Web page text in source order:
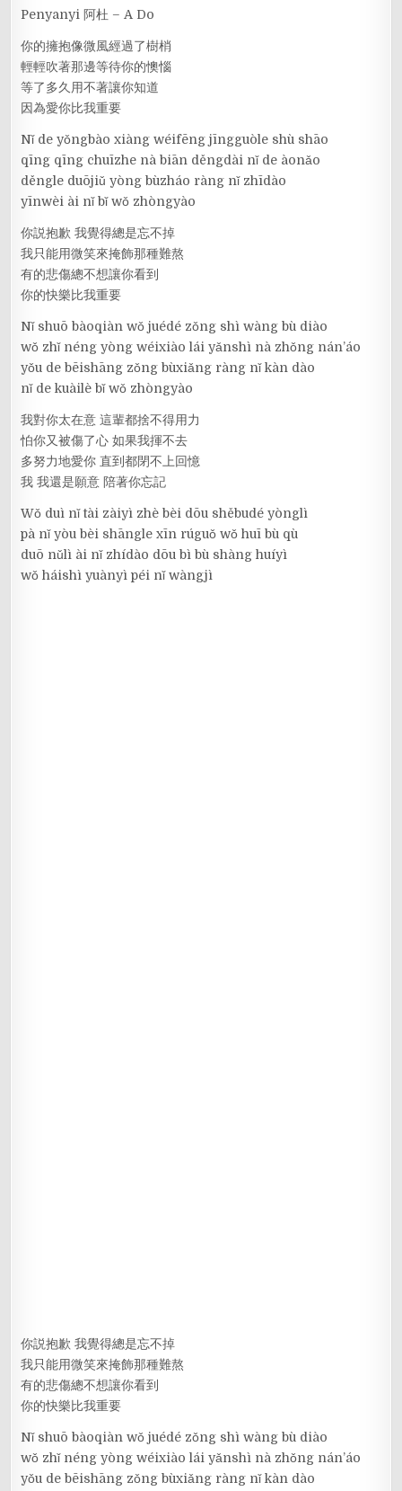
Penyanyi 阿杜 – A Do
你的擁抱像微風經過了樹梢
輕輕吹著那邊等待你的懊惱
等了多久用不著讓你知道
因為愛你比我重要
Nǐ de yǒngbào xiàng wéifēng jīngguòle shù shāo
qīng qīng chuīzhe nà biān děngdài nǐ de àonǎo
děngle duōjiǔ yòng bùzháo ràng nǐ zhīdào
yīnwèi ài nǐ bǐ wǒ zhòngyào
你説抱歉 我覺得總是忘不掉
我只能用微笑來掩飾那種難熬
有的悲傷總不想讓你看到
你的快樂比我重要
Nǐ shuō bàoqiàn wǒ juédé zǒng shì wàng bù diào
wǒ zhǐ néng yòng wéixiào lái yǎnshì nà zhǒng nán’áo
yǒu de bēishāng zǒng bùxiǎng ràng nǐ kàn dào
nǐ de kuàilè bǐ wǒ zhòngyào
我對你太在意 這輩都捨不得用力
怕你又被傷了心 如果我揮不去
多努力地愛你 直到都閉不上回憶
我 我還是願意 陪著你忘記
Wǒ duì nǐ tài zàiyì zhè bèi dōu shěbudé yònglì
pà nǐ yòu bèi shāngle xīn rúguǒ wǒ huī bù qù
duō nǔlì ài nǐ zhídào dōu bì bù shàng huíyì
wǒ háishì yuànyì péi nǐ wàngjì
你説抱歉 我覺得總是忘不掉
我只能用微笑來掩飾那種難熬
有的悲傷總不想讓你看到
你的快樂比我重要
Nǐ shuō bàoqiàn wǒ juédé zǒng shì wàng bù diào
wǒ zhǐ néng yòng wéixiào lái yǎnshì nà zhǒng nán’áo
yǒu de bēishāng zǒng bùxiǎng ràng nǐ kàn dào